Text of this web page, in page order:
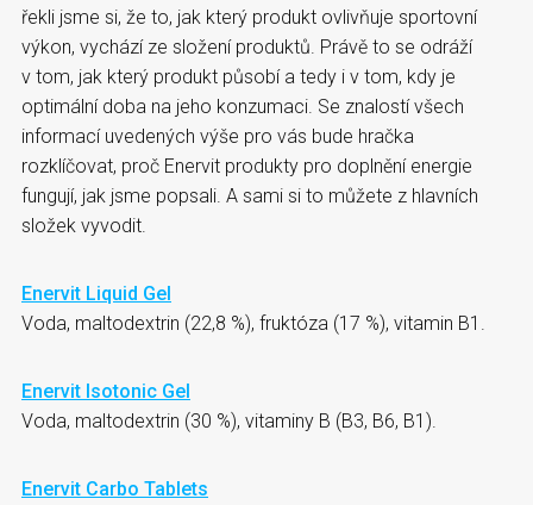
řekli jsme si, že to, jak který produkt ovlivňuje sportovní
výkon, vychází ze složení produktů. Právě to se odráží
v tom, jak který produkt působí a tedy i v tom, kdy je
optimální doba na jeho konzumaci. Se znalostí všech
informací uvedených výše pro vás bude hračka
rozklíčovat, proč Enervit produkty pro doplnění energie
fungují, jak jsme popsali. A sami si to můžete z hlavních
složek vyvodit.
Enervit Liquid Gel
Voda, maltodextrin (22,8 %), fruktóza (17 %), vitamin B1.
Enervit Isotonic Gel
Voda, maltodextrin (30 %), vitaminy B (B3, B6, B1).
Enervit Carbo Tablets